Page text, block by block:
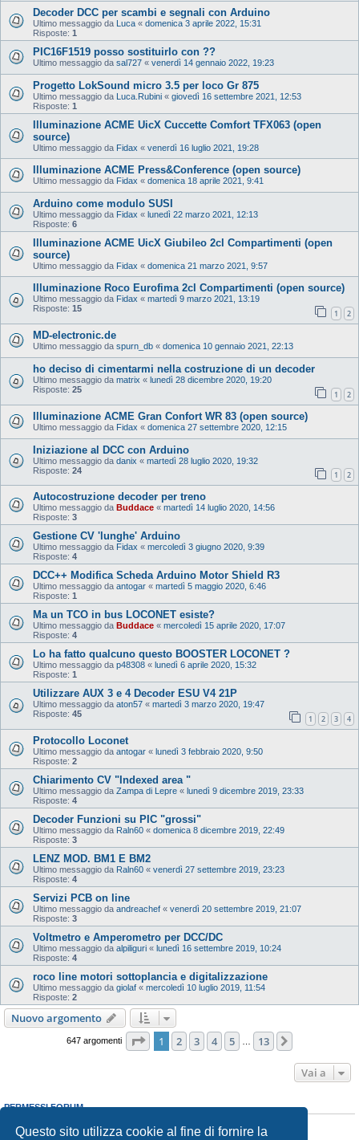
Questo sito utilizza cookie al fine di fornire la
Decoder DCC per scambi e segnali con Arduino
Ultimo messaggio da Luca « domenica 3 aprile 2022, 15:31
Risposte: 1
PIC16F1519 posso sostituirlo con ??
Ultimo messaggio da sal727 « venerdì 14 gennaio 2022, 19:23
Progetto LokSound micro 3.5 per loco Gr 875
Ultimo messaggio da Luca.Rubini « giovedì 16 settembre 2021, 12:53
Risposte: 1
Illuminazione ACME UicX Cuccette Comfort TFX063 (open
source)
Ultimo messaggio da Fidax « venerdì 16 luglio 2021, 19:28
Illuminazione ACME Press&Conference (open source)
Ultimo messaggio da Fidax « domenica 18 aprile 2021, 9:41
Arduino come modulo SUSI
Ultimo messaggio da Fidax « lunedì 22 marzo 2021, 12:13
Risposte: 6
Illuminazione ACME UicX Giubileo 2cl Compartimenti (open
source)
Ultimo messaggio da Fidax « domenica 21 marzo 2021, 9:57
Illuminazione Roco Eurofima 2cl Compartimenti (open source)
Ultimo messaggio da Fidax « martedì 9 marzo 2021, 13:19
Risposte: 15 1 2
MD-electronic.de
Ultimo messaggio da spurn_db « domenica 10 gennaio 2021, 22:13
ho deciso di cimentarmi nella costruzione di un decoder
Ultimo messaggio da matrix « lunedì 28 dicembre 2020, 19:20
Risposte: 25 1 2
Illuminazione ACME Gran Confort WR 83 (open source)
Ultimo messaggio da Fidax « domenica 27 settembre 2020, 12:15
Iniziazione al DCC con Arduino
Ultimo messaggio da danix « martedì 28 luglio 2020, 19:32
Risposte: 24 1 2
Autocostruzione decoder per treno
Ultimo messaggio da Buddace « martedì 14 luglio 2020, 14:56
Risposte: 3
Gestione CV 'lunghe' Arduino
Ultimo messaggio da Fidax « mercoledì 3 giugno 2020, 9:39
Risposte: 4
DCC++ Modifica Scheda Arduino Motor Shield R3
Ultimo messaggio da antogar « martedì 5 maggio 2020, 6:46
Risposte: 1
Ma un TCO in bus LOCONET esiste?
Ultimo messaggio da Buddace « mercoledì 15 aprile 2020, 17:07
Risposte: 4
Lo ha fatto qualcuno questo BOOSTER LOCONET ?
Ultimo messaggio da p48308 « lunedì 6 aprile 2020, 15:32
Risposte: 1
Utilizzare AUX 3 e 4 Decoder ESU V4 21P
Ultimo messaggio da aton57 « martedì 3 marzo 2020, 19:47
Risposte: 45 1 2 3 4
Protocollo Loconet
Ultimo messaggio da antogar « lunedì 3 febbraio 2020, 9:50
Risposte: 2
Chiarimento CV "Indexed area "
Ultimo messaggio da Zampa di Lepre « lunedì 9 dicembre 2019, 23:33
Risposte: 4
Decoder Funzioni su PIC "grossi"
Ultimo messaggio da Raln60 « domenica 8 dicembre 2019, 22:49
Risposte: 3
LENZ MOD. BM1 E BM2
Ultimo messaggio da Raln60 « venerdì 27 settembre 2019, 23:23
Risposte: 4
Servizi PCB on line
Ultimo messaggio da andreachef « venerdì 20 settembre 2019, 21:07
Risposte: 3
Voltmetro e Amperometro per DCC/DC
Ultimo messaggio da alpiliguri « lunedì 16 settembre 2019, 10:24
Risposte: 4
roco line motori sottoplancia e digitalizzazione
Ultimo messaggio da giolaf « mercoledì 10 luglio 2019, 11:54
Risposte: 2
Nuovo argomento
647 argomenti Pagina di 13
1 2 3 4 5 13
Vai a
PERMESSI FORUM
Non puoirispondere negli argomenti